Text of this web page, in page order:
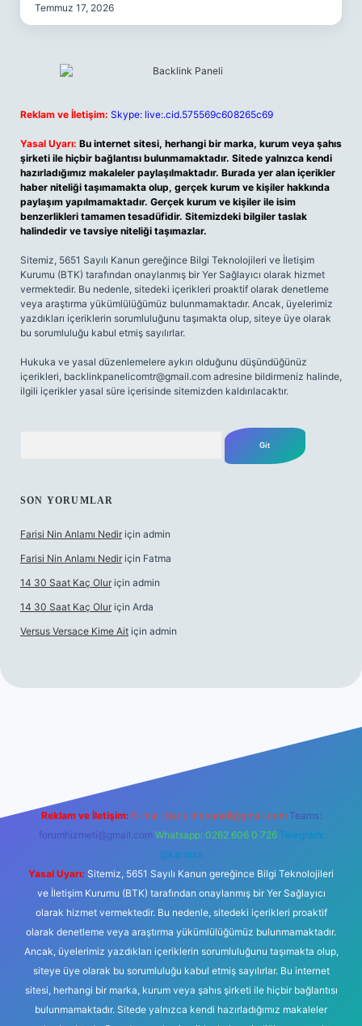
Temmuz 17, 2026
Reklam ve İletişim: Skype: live:.cid.575569c608265c69
Yasal Uyarı: Bu internet sitesi, herhangi bir marka, kurum veya şahıs
şirketi ile hiçbir bağlantısı bulunmamaktadır. Sitede yalnızca kendi
hazırladığımız makaleler paylaşılmaktadır. Burada yer alan içerikler
haber niteliği taşımamakta olup, gerçek kurum ve kişiler hakkında
paylaşım yapılmamaktadır. Gerçek kurum ve kişiler ile isim
benzerlikleri tamamen tesadüfidir. Sitemizdeki bilgiler taslak
halindedir ve tavsiye niteliği taşımazlar.
Sitemiz, 5651 Sayılı Kanun gereğince Bilgi Teknolojileri ve İletişim
Kurumu (BTK) tarafından onaylanmış bir Yer Sağlayıcı olarak hizmet
vermektedir. Bu nedenle, sitedeki içerikleri proaktif olarak denetleme
veya araştırma yükümlülüğümüz bulunmamaktadır. Ancak, üyelerimiz
yazdıkları içeriklerin sorumluluğunu taşımakta olup, siteye üye olarak
bu sorumluluğu kabul etmiş sayılırlar.
Hukuka ve yasal düzenlemelere aykırı olduğunu düşündüğünüz
içerikleri, backlinkpanelicomtr@gmail.com adresine bildirmeniz halinde,
ilgili içerikler yasal süre içerisinde sitemizden kaldırılacaktır.
SON YORUMLAR
Farisi Nin Anlamı Nedir için admin
Farisi Nin Anlamı Nedir için Fatma
14 30 Saat Kaç Olur için admin
14 30 Saat Kaç Olur için Arda
Versus Versace Kime Ait için admin
Reklam ve İletişim: E-mail: backlinkpaneli@gmail.com Teams:
forumhizmeti@gmail.com Whatsapp: 0262 606 0 726 Telegram:
@karabul
Yasal Uyarı: Sitemiz, 5651 Sayılı Kanun gereğince Bilgi Teknolojileri
ve İletişim Kurumu (BTK) tarafından onaylanmış bir Yer Sağlayıcı
olarak hizmet vermektedir. Bu nedenle, sitedeki içerikleri proaktif
olarak denetleme veya araştırma yükümlülüğümüz bulunmamaktadır.
Ancak, üyelerimiz yazdıkları içeriklerin sorumluluğunu taşımakta olup,
siteye üye olarak bu sorumluluğu kabul etmiş sayılırlar. Bu internet
sitesi, herhangi bir marka, kurum veya şahıs şirketi ile hiçbir bağlantısı
bulunmamaktadır. Sitede yalnızca kendi hazırladığımız makaleler